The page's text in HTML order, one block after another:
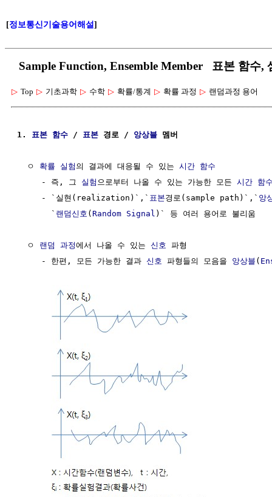
[정보통신기술용어해설]
Sample Function, Ensemble Member 표본 함수,
▷ Top ▷ 기초과학 ▷ 수학 ▷ 확률/통계 ▷ 확률 과정 ▷ 랜덤과정 용어
1. 표본 함수 / 표본 경로 / 앙상블 멤버
  ㅇ
확률 실험 의 결과에 대응될 수 있는 시간 함수
     - 즉, 그
실험 으로부터 나올 수 있는 가능한 모든 시간 함
     - `실현(realization)`,`
표본경로(sample path)`,` 앙
       `
랜덤신호 (Random Signal )` 등 여러 용어로 불리움
  ㅇ
랜덤 과정에서 나올 수 있는 신호 파형
     - 한편, 모든 가능한 결과
신호 파형들의 모음을 앙상블 (